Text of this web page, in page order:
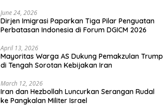
June 24, 2026
Dirjen Imigrasi Paparkan Tiga Pilar Penguatan
Perbatasan Indonesia di Forum DGICM 2026
April 13, 2026
Mayoritas Warga AS Dukung Pemakzulan Trump
di Tengah Sorotan Kebijakan Iran
March 12, 2026
Iran dan Hezbollah Luncurkan Serangan Rudal
ke Pangkalan Militer Israel